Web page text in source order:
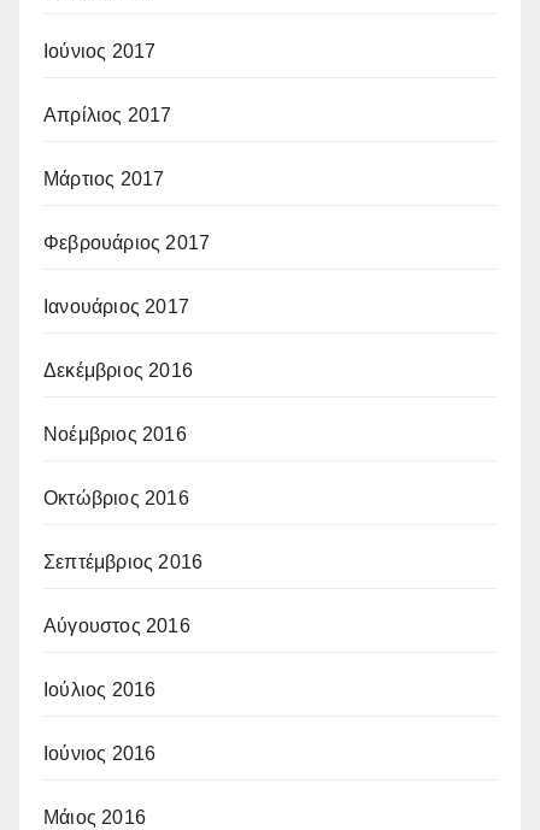
Ιούνιος 2017
Απρίλιος 2017
Μάρτιος 2017
Φεβρουάριος 2017
Ιανουάριος 2017
Δεκέμβριος 2016
Νοέμβριος 2016
Οκτώβριος 2016
Σεπτέμβριος 2016
Αύγουστος 2016
Ιούλιος 2016
Ιούνιος 2016
Μάιος 2016